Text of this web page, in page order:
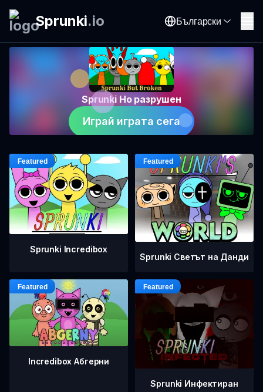
Sprunki.io Български
Sprunki Но разрушен
Играй играта сега
Sprunki Incredibox
Sprunki Светът на Данди
Incredibox Абгерни
Sprunki Инфектиран